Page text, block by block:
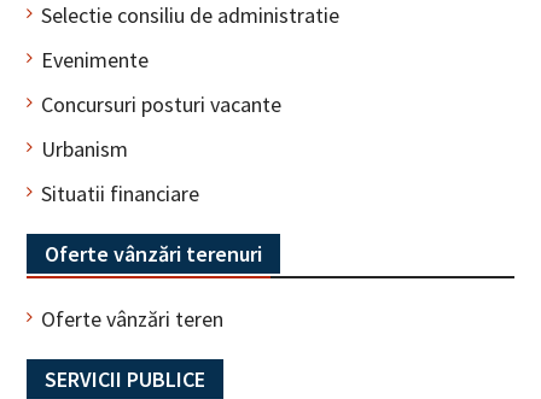
Selectie consiliu de administratie
Evenimente
Concursuri posturi vacante
Urbanism
Situatii financiare
Oferte vânzări terenuri
Oferte vânzări teren
SERVICII PUBLICE